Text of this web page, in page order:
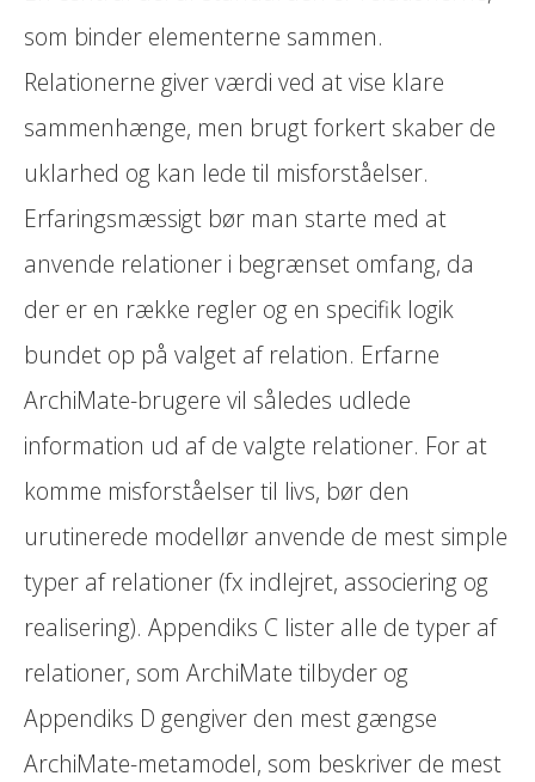
som binder elementerne sammen.
Relationerne giver værdi ved at vise klare
sammenhænge, men brugt forkert skaber de
uklarhed og kan lede til misforståelser.
Erfaringsmæssigt bør man starte med at
anvende relationer i begrænset omfang, da
der er en række regler og en specifik logik
bundet op på valget af relation. Erfarne
ArchiMate-brugere vil således udlede
information ud af de valgte relationer. For at
komme misforståelser til livs, bør den
urutinerede modellør anvende de mest simple
typer af relationer (fx indlejret, associering og
realisering). Appendiks C lister alle de typer af
relationer, som ArchiMate tilbyder og
Appendiks D gengiver den mest gængse
ArchiMate-metamodel, som beskriver de mest